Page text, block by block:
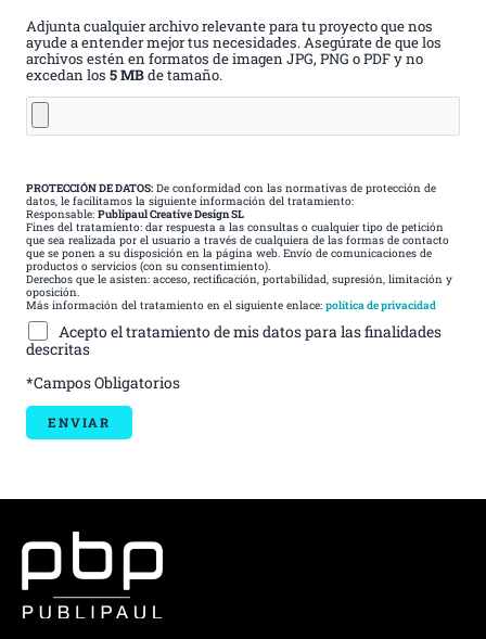
Adjunta cualquier archivo relevante para tu proyecto que nos
ayude a entender mejor tus necesidades. Asegúrate de que los
archivos estén en formatos de imagen JPG, PNG o PDF y no
excedan los 5 MBde tamaño.
PROTECCIÓN DE DATOS: De conformidad con las normativas de protección de
datos, le facilitamos la siguiente información del tratamiento:
Responsable: Publipaul Creative Design SL
Fines del tratamiento: dar respuesta a las consultas o cualquier tipo de petición
que sea realizada por el usuario a través de cualquiera de las formas de contacto
que se ponen a su disposición en la página web. Envío de comunicaciones de
productos o servicios (con su consentimiento).
Derechos que le asisten: acceso, rectificación, portabilidad, supresión, limitación y
oposición.
Más información del tratamiento en el siguiente enlace: política de privacidad
Acepto el tratamiento de mis datos para las finalidades
descritas
*Campos Obligatorios